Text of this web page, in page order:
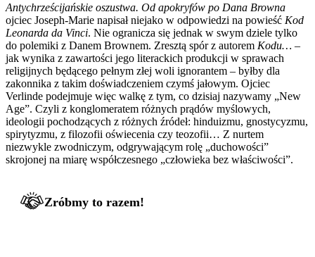
Antychrześcijańskie oszustwa. Od apokryfów po Dana Browna
ojciec Joseph-Marie napisał niejako w odpowiedzi na powieść Kod
Leonarda da Vinci. Nie ogranicza się jednak w swym dziele tylko
do polemiki z Danem Brownem. Zresztą spór z autorem Kodu… –
jak wynika z zawartości jego literackich produkcji w sprawach
religijnych będącego pełnym złej woli ignorantem – byłby dla
zakonnika z takim doświadczeniem czymś jałowym. Ojciec
Verlinde podejmuje więc walkę z tym, co dzisiaj nazywamy „New
Age”. Czyli z konglomeratem różnych prądów myślowych,
ideologii pochodzących z różnych źródeł: hinduizmu, gnostycyzmu,
spirytyzmu, z filozofii oświecenia czy teozofii… Z nurtem
niezwykle zwodniczym, odgrywającym rolę „duchowości”
skrojonej na miarę współczesnego „człowieka bez właściwości”.
Zróbmy to razem!